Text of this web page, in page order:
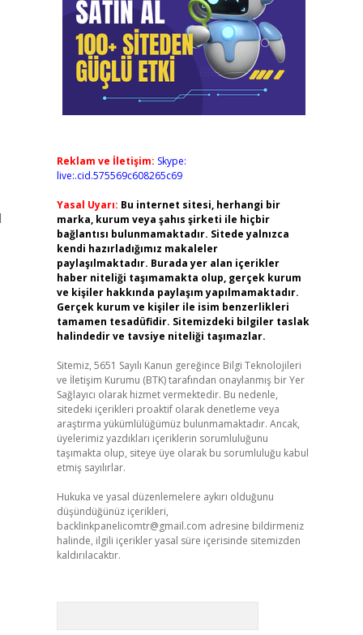
Reklam ve İletişim: Skype:
live:.cid.575569c608265c69
Yasal Uyarı: Bu internet sitesi, herhangi bir
marka, kurum veya şahıs şirketi ile hiçbir
bağlantısı bulunmamaktadır. Sitede yalnızca
kendi hazırladığımız makaleler
paylaşılmaktadır. Burada yer alan içerikler
haber niteliği taşımamakta olup, gerçek kurum
ve kişiler hakkında paylaşım yapılmamaktadır.
Gerçek kurum ve kişiler ile isim benzerlikleri
tamamen tesadüfidir. Sitemizdeki bilgiler taslak
halindedir ve tavsiye niteliği taşımazlar.
Sitemiz, 5651 Sayılı Kanun gereğince Bilgi Teknolojileri
ve İletişim Kurumu (BTK) tarafından onaylanmış bir Yer
Sağlayıcı olarak hizmet vermektedir. Bu nedenle,
sitedeki içerikleri proaktif olarak denetleme veya
araştırma yükümlülüğümüz bulunmamaktadır. Ancak,
üyelerimiz yazdıkları içeriklerin sorumluluğunu
taşımakta olup, siteye üye olarak bu sorumluluğu kabul
etmiş sayılırlar.
Hukuka ve yasal düzenlemelere aykırı olduğunu
düşündüğünüz içerikleri,
backlinkpanelicomtr@gmail.com adresine bildirmeniz
halinde, ilgili içerikler yasal süre içerisinde sitemizden
kaldırılacaktır.